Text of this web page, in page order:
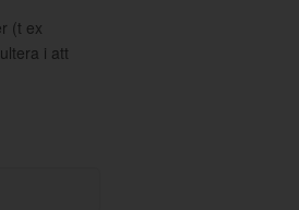
(t ex
i att